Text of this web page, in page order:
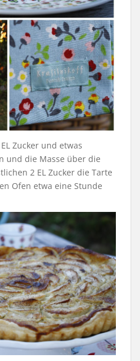
Zucker und etwas
und die Masse über die
2 EL Zucker die Tarte
Ofen etwa eine Stunde